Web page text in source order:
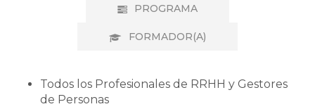
PROGRAMA
FORMADOR(A)
Todos los Profesionales de RRHH y Gestores
de Personas